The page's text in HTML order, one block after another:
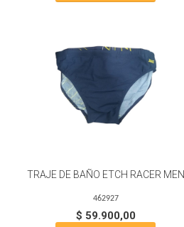
TRAJE DE BAÑO ETCH RACER MEN
462927
$ 59.900,00